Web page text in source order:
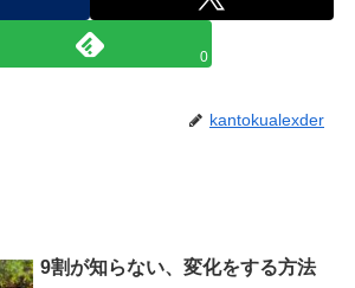
0
kantokualexder
9割が知らない、変化をする方法